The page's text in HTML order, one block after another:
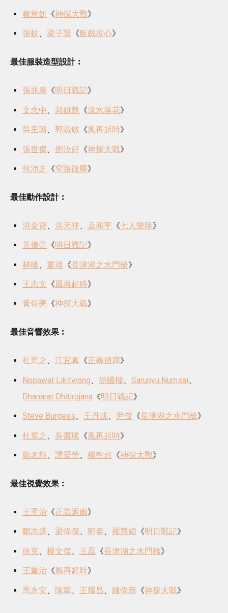
蔡慧妍 《神探大戰》
張蚊、 梁子賢 《飯戲攻心》
最佳服裝造型設計︰
張兆康 《明日戰記》
文念中 郭妍慧 《流水落花》
吳里璐、 郭淑敏 《風再起時》
張世傑 鄧汝好 《神探大戰》
何沛芝 《窄路微塵》
最佳動作設計︰
洪金寶、 洪天祥、 袁和平 《七人樂隊》
黃偉亮 《明日戰記》
林峰 董瑋 《長津湖之水門橋》
王志文 《風再起時》
黃偉亮 《神探大戰》
最佳音響效果︰
杜篤之 、 江宜真 《正義迴廊》
Nopawat Likitwong、 游國樑、 Sarunyu Nurnsai、
Dhanarat Dhitirojana 《明日戰記》
Steve Burgess、 王丹戎、 尹傑 《長津湖之水門橋》
杜篤之 吳書瑤 《風再起時》
鄭名輝、 譚景華、 楊智超 《神探大戰》
最佳視覺效果︰
王重治 《正義迴廊》
鄒志盛、 梁偉傑、 郭泰、 羅慧媚 《明日戰記》
徐克 楊文傑 王磊 《長津湖之水門橋》
王重治 《風再起時》
馬永安 陳華 王耀昌 鍾偉新 《神探大戰》